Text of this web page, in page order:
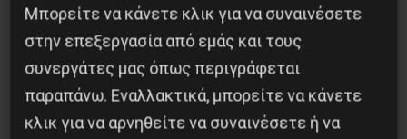
Η Eπανάσταση της 19 Ιουλίου 1936 στην
Iσπανία
Μπορείτε να κάνετε κλικ για να συναινέσετε
στην επεξεργασία από εμάς και τους
συνεργάτες μας όπως περιγράφεται
παραπάνω. Εναλλακτικά, μπορείτε να κάνετε
κλικ για να αρνηθείτε να συναινέσετε ή να